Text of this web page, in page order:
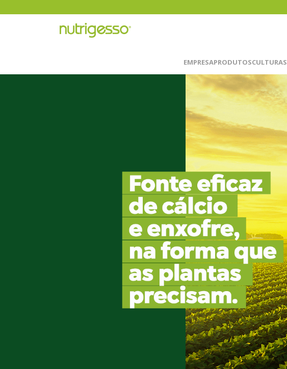
EMPRESAPRODUTOSCULTURAS